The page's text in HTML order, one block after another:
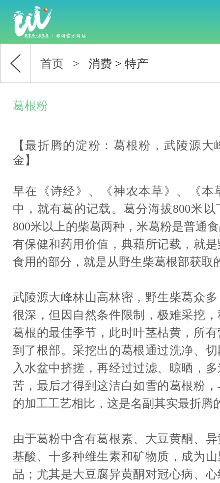
首页 > 消费 > 特产
葛根粉
【最折腾的淀粉：葛根粉，武陵源大
金】
早在《诗经》、《神农本草》、《本
中，就有葛的记载。葛分海拔800米
800米以上的柴葛两种，米葛粉是普通
有保健和药用价值，典藉所记载，就
食用的部分，就是从野生柴葛根部获取
武陵源大峰林山高林密，野生柴葛众
很深，但因自然条件限制，极难采挖
葛根的最佳季节，此时叶茎枯黄，所
到了根部。采挖出的葛根通过洗净、
入水盆中挤搓，再经过过滤、晾晒，
苦，最后才得到这洁白如雪的葛根粉
的加工工艺相比，这是名副其实最折腾
由于葛粉中含有葛根素、大豆黄酮、
基酸、十多种维生素和矿物质，成为
品；尤其是大豆腐异黄酮对冠心病、